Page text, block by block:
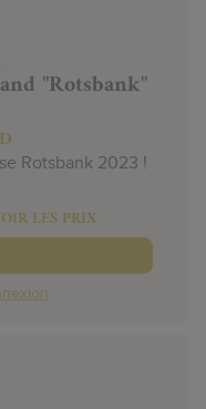
"Rotsbank"
Rotsbank 2023 !
LES PRIX